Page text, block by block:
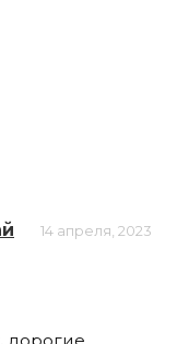
14 апреля, 2023
дорогие